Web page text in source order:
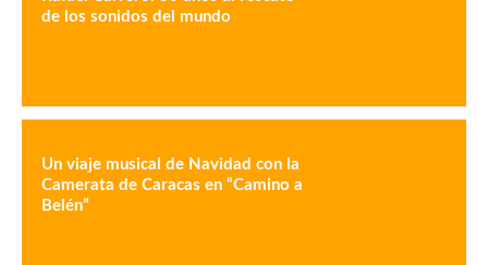
de los sonidos del mundo
Un viaje musical de Navidad con la
Camerata de Caracas en “Camino a
Belén”